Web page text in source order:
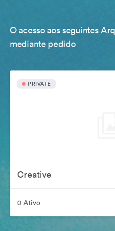
O acesso aos seguintes
mediante pedido
PRIVATE
Creative
0 Ativo